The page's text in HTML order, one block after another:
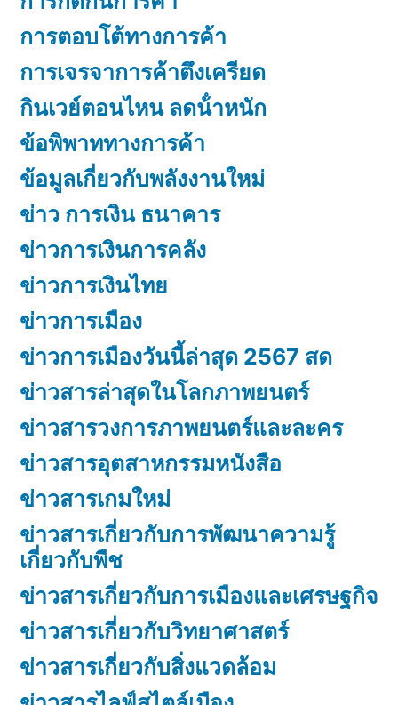
การตอบโต้ทางการค้า
การเจรจาการค้าตึงเครียด
กินเวย์ตอนไหน ลดน้ําหนัก
ข้อพิพาททางการค้า
ข้อมูลเกี่ยวกับพลังงานใหม่
ข่าว การเงิน ธนาคาร
ข่าวการเงินการคลัง
ข่าวการเงินไทย
ข่าวการเมือง
ข่าวการเมืองวันนี้ล่าสุด 2567 สด
ข่าวสารล่าสุดในโลกภาพยนตร์
ข่าวสารวงการภาพยนตร์และละคร
ข่าวสารอุตสาหกรรมหนังสือ
ข่าวสารเกมใหม่
ข่าวสารเกี่ยวกับการพัฒนาความรู้
เกี่ยวกับพืช
ข่าวสารเกี่ยวกับการเมืองและเศรษฐกิจ
ข่าวสารเกี่ยวกับวิทยาศาสตร์
ข่าวสารเกี่ยวกับสิ่งแวดล้อม